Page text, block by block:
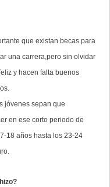
que existan becas para
una carrera,pero sin olvidar
y hacen falta buenos
jóvenes sepan que
en ese corto periodo de
18 años hasta los 23-24